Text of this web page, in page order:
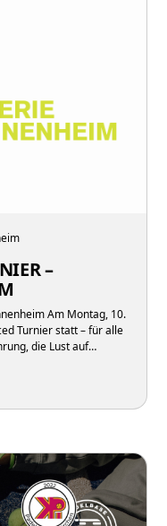
–
Am Montag, 10.
Turnier statt – für alle
die Lust auf